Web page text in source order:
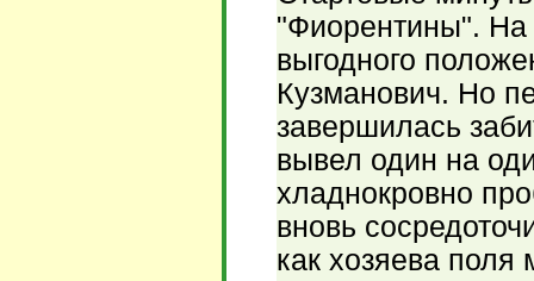
"Фиорентины". На
выгодного
Кузманович. Но
завершилась
вывел один на
хладнокровно
вновь
как хозяева поля